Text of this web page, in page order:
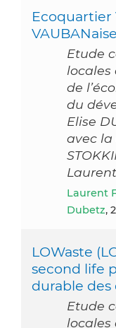
Ecoquartier
VAUBANaise
Etude
locales
de
du
Elise
avec la
Laurent
Laurent
Dubetz,
LOWaste
second life
durable des
Etude
locales